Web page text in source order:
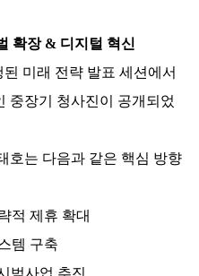
확장 & 디지털 혁신
미래 전략 발표 세션에서
중장기 청사진이 공개되었
호는 다음과 같은 핵심 방향
적 제휴 확대
템 구축